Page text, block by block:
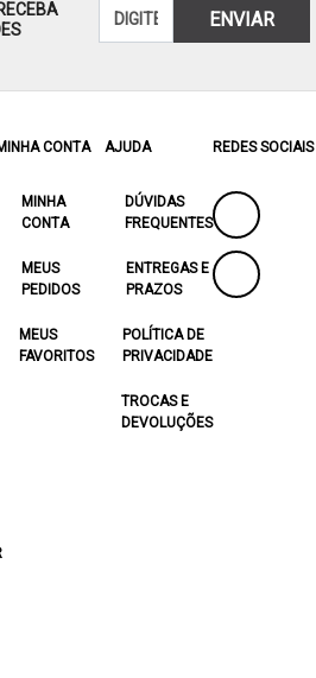
ENVIAR
CONTA
MINHA
CONTA
MEUS
PEDIDOS
MEUS
FAVORITOS
AJUDA
DÚVIDAS
FREQUENTES
ENTREGAS E
PRAZOS
POLÍTICA DE
PRIVACIDADE
TROCAS E
DEVOLUÇÕES
REDES SOCIAIS